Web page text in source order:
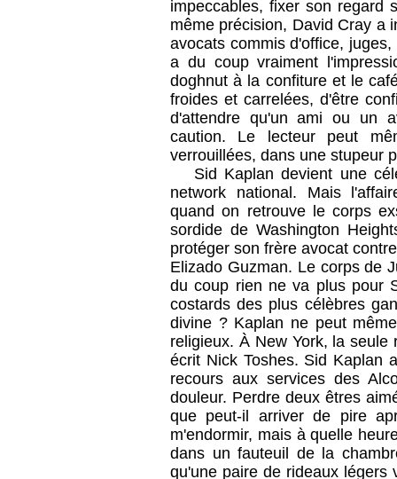
impeccables, fixer son regard
même précision, David Cray a
avocats commis d'office,
a du coup vraiment
doghnut à la confiture et le
froides et carrelées, d'être
d'attendre qu'un ami ou un
caution. Le lecteur peut
verrouillées, dans une stupeur
Sid Kaplan devient une
network national. Mais
quand on retrouve le corps
sordide de Washington
protéger son frère avocat
Elizado Guzman. Le corps de
du coup rien ne va plus pour
costards des plus célèbres
divine ? Kaplan ne peut
religieux. À New York, la
écrit Nick Toshes. Sid Kaplan
recours aux services des
douleur. Perdre deux êtres
que peut-il arriver de pire
m'endormir, mais à quelle
dans un fauteuil de la
qu'une paire de rideaux légers